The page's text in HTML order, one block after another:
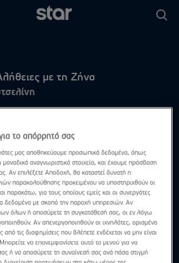
με τη Ζήνα
το απόρρητό σας
μας αποθηκεύουμε προσωπικά δεδομένα, όπως
αναγνωριστικά στοιχεία, και έχουμε πρόσβαση
Αν επιλέξετε Αποδοχή, θα καταστεί δυνατή η
παρακολούθησης προκειμένου να υποστηριχθούν οι
παρακάτω, για τους οποίους εμείς και οι συνεργάτες
δεδομένα με σκοπό την παροχή υπηρεσιών. Αν
όλων ή αποσύρετε τη συγκατάθεσή σας, οι εν λόγω
Αν απενεργοποιηθούν οι ιχνηλάτες, ορισμένο
από τις διαφημίσεις που βλέπετε ενδέχεται να μην είναι
να επανεμφανίσετε αυτό το μενού για να
ή να αποσύρετε τη συναίνεσή σας ανά πάσα στιγμή